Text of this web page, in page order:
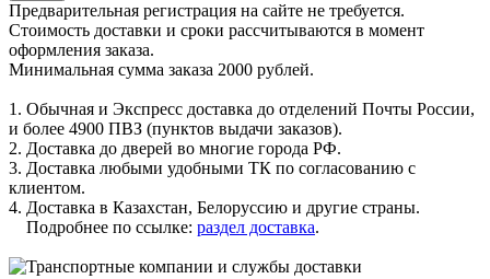
Предварительная регистрация на сайте не требуется.
Стоимость доставки и сроки рассчитываются в момент
оформления заказа.
Минимальная сумма заказа 2000 рублей.
1. Обычная и Экспресс доставка до отделений Почты России,
и более 4900 ПВЗ (пунктов выдачи заказов).
2. Доставка до дверей во многие города РФ.
3. Доставка любыми удобными ТК по согласованию с
клиентом.
4. Доставка в Казахстан, Белоруссию и другие страны.
Подробнее по ссылке: раздел доставка.